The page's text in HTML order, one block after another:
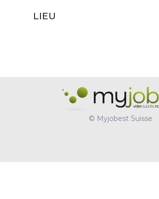
LIEU
© Myjobest Suisse